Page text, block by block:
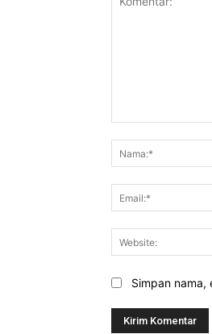
Simpan nama,